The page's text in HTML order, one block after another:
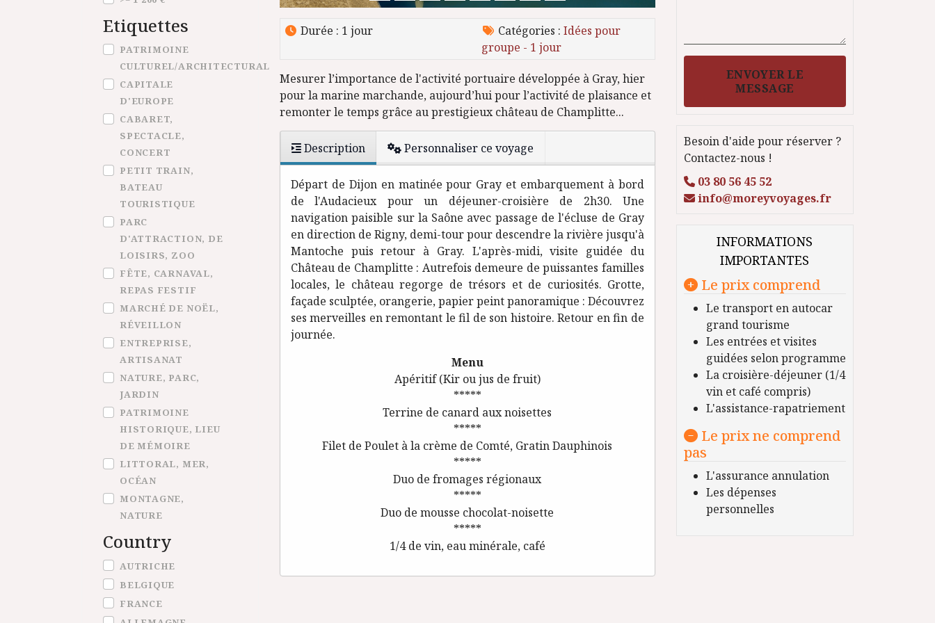
Etiquettes
Etiquettes
PATRIMOINE
CULTUREL/ARCHITECTURAL
CAPITALE
D'EUROPE
CABARET,
SPECTACLE,
CONCERT
PETIT TRAIN,
BATEAU
TOURISTIQUE
PARC
D'ATTRACTION, DE
LOISIRS, ZOO
FÊTE, CARNAVAL,
REPAS FESTIF
MARCHÉ DE NOËL,
RÉVEILLON
ENTREPRISE,
ARTISANAT
NATURE, PARC,
JARDIN
PATRIMOINE
HISTORIQUE, LIEU
DE MÉMOIRE
LITTORAL, MER,
OCÉAN
MONTAGNE,
NATURE
Country
Country
AUTRICHE
BELGIQUE
FRANCE
Durée : 1 jour Catégories : Idées pour
groupe - 1 jour
Mesurer l’importance de l'activité portuaire développée à Gray, hier
pour la marine marchande, aujourd’hui pour l’activité de plaisance et
remonter le temps grâce au prestigieux château de Champlitte...
Description Personnaliser ce voyage
Départ de Dijon en matinée pour Gray et embarquement à bord
de l'Audacieux pour un déjeuner-croisière de 2h30. Une
navigation paisible sur la Saône avec passage de l'écluse de Gray
en direction de Rigny, demi-tour pour descendre la rivière jusqu'à
Mantoche puis retour à Gray. L'après-midi, visite guidée du
Château de Champlitte : Autrefois demeure de puissantes familles
locales, le château regorge de trésors et de curiosités. Grotte,
façade sculptée, orangerie, papier peint panoramique : Découvrez
ses merveilles en remontant le fil de son histoire. Retour en fin de
journée.
Menu
Apéritif (Kir ou jus de fruit)
*****
Terrine de canard aux noisettes
*****
Filet de Poulet à la crème de Comté, Gratin Dauphinois
*****
Duo de fromages régionaux
*****
Duo de mousse chocolat-noisette
*****
1/4 de vin, eau minérale, café
ENVOYER LE
MESSAGE
Besoin d'aide pour réserver ?
Contactez-nous !
03 80 56 45 52
info@moreyvoyages.fr
INFORMATIONS
IMPORTANTES
Le prix comprend
Le transport en autocar
grand tourisme
Les entrées et visites
guidées selon programme
La croisière-déjeuner (1/4
vin et café compris)
L'assistance-rapatriement
Le prix ne comprend
pas
L'assurance annulation
Les dépenses
personnelles